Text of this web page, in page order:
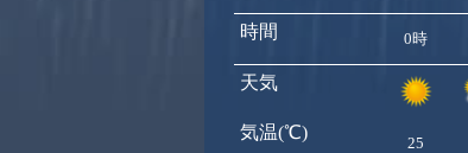
時間
天気
気温(℃)
0時
25